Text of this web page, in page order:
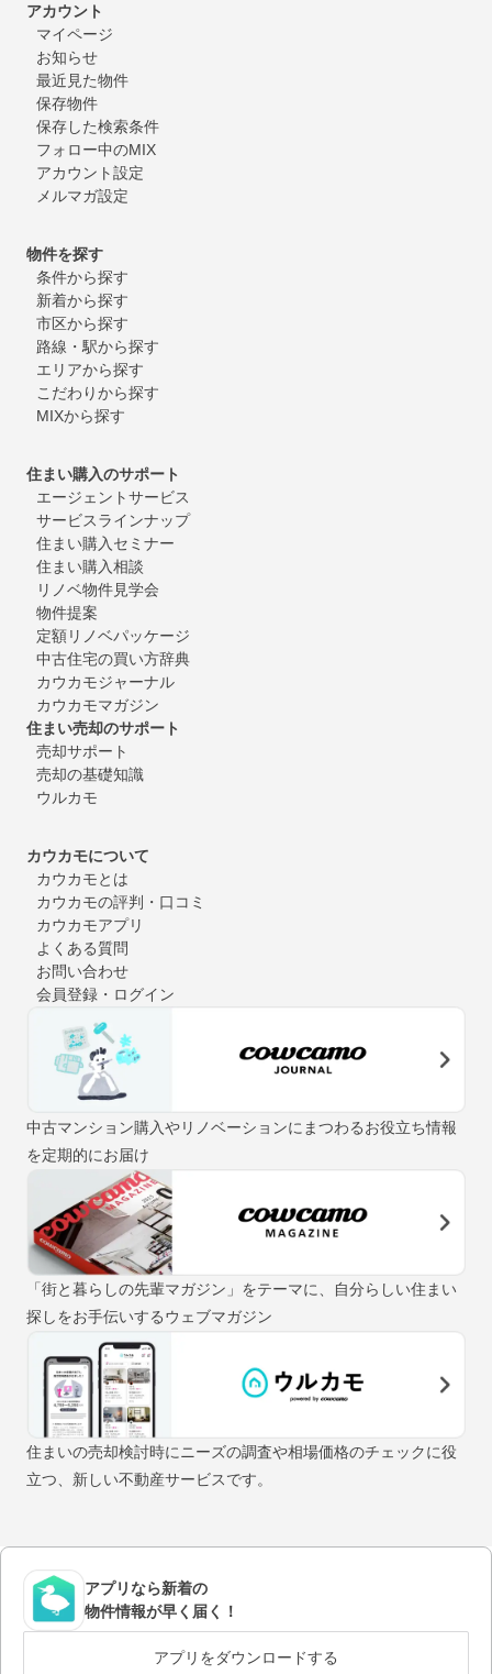
アカウント
マイページ
お知らせ
最近見た物件
保存物件
保存した検索条件
フォロー中のMIX
アカウント設定
メルマガ設定
物件を探す
条件から探す
新着から探す
市区から探す
路線・駅から探す
エリアから探す
こだわりから探す
MIXから探す
住まい購入のサポート
エージェントサービス
サービスラインナップ
住まい購入セミナー
住まい購入相談
リノベ物件見学会
物件提案
定額リノベパッケージ
中古住宅の買い方辞典
カウカモジャーナル
カウカモマガジン
住まい売却のサポート
売却サポート
売却の基礎知識
ウルカモ
カウカモについて
カウカモとは
カウカモの評判・口コミ
カウカモアプリ
よくある質問
お問い合わせ
会員登録・ログイン
中古マンション購入やリノベーションにまつわるお役立ち情報
を定期的にお届け
「街と暮らしの先輩マガジン」をテーマに、自分らしい住まい
探しをお手伝いするウェブマガジン
住まいの売却検討時にニーズの調査や相場価格のチェックに役
立つ、新しい不動産サービスです。
アプリなら新着の
物件情報が早く届く！
アプリをダウンロードする